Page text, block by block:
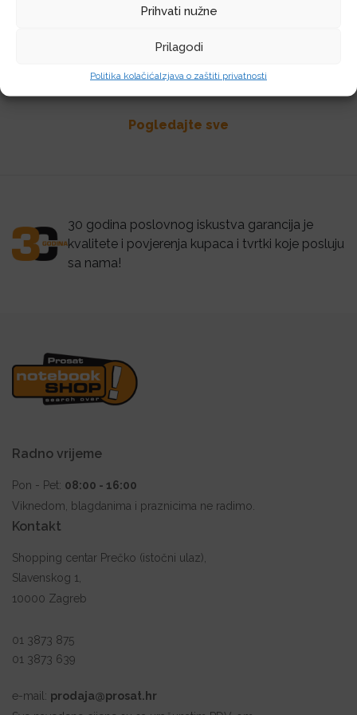
Prihvati nužne
Prilagodi
Politika kolačićaIzjava o zaštiti privatnosti
Dodaj u košaricu
Pogledajte sve
30 godina poslovnog iskustva garancija je
kvalitete i povjerenja kupaca i tvrtki koje posluju
sa nama!
Radno vrijeme
Pon - Pet: 08:00 - 16:00
Viknedom, blagdanima i praznicima ne radimo.
Kontakt
Shopping centar Prečko (istočni ulaz),
Slavenskog 1,
10000 Zagreb
01 3873 875
01 3873 639
e-mail: prodaja@prosat.hr